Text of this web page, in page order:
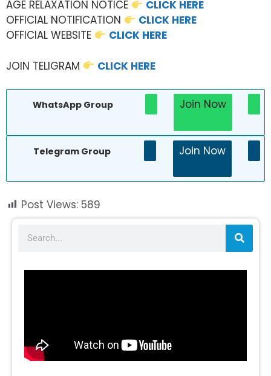
AGE RELAXATION NOTICE
CLICK HERE
OFFICIAL NOTIFICATION
CLICK HERE
OFFICIAL WEBSITE
CLICK HERE
JOIN TELIGRAM CLICK HERE
WhatsApp Group Join Now
Telegram Group Join Now
Post Views: 589